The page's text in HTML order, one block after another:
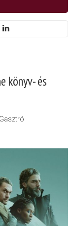
könyv- és